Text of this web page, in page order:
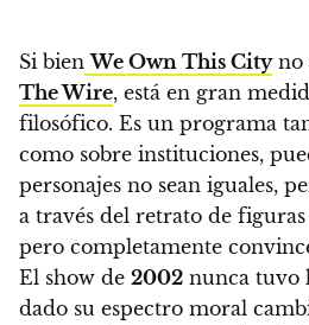
Si bien We Own This Cityno
The Wire, está en gran
filosófico. Es un programa
como sobre instituciones,
personajes no sean iguales,
a través del retrato de figuras
pero completamente
El show de 2002 nunca tuvo
dado su espectro moral